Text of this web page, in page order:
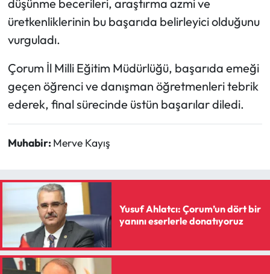
düşünme becerileri, araştırma azmi ve
üretkenliklerinin bu başarıda belirleyici olduğunu
vurguladı.
Çorum İl Milli Eğitim Müdürlüğü, başarıda emeği
geçen öğrenci ve danışman öğretmenleri tebrik
ederek, final sürecinde üstün başarılar diledi.
Muhabir: Merve Kayış
Yusuf Ahlatcı: Çorum’un dört bir
yanını eserlerle donatıyoruz
Sungurlu Haberleri
Uğurludağ Haberleri
Yaşam
Yayla Haber
Yerel Haberler